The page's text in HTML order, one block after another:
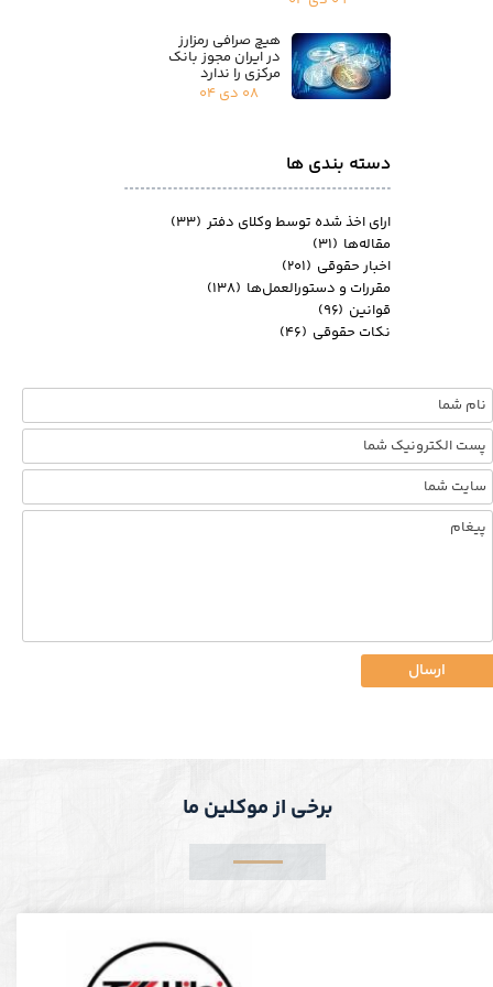
ارسال
دسته بندی ها
هیچ صرافی رمزارز
در ایران مجوز بانک
مرکزی را ندارد
۰۸ دی ۰۴
ارای اخذ شده توسط وکلای دفتر (۳۳)
مقاله‌ها (۳۱)
اخبار حقوقی (۲۰۱)
مقررات و دستورالعمل‌ها (۱۳۸)
قوانین (۹۶)
نکات حقوقی (۴۶)
برخی از موکلین ما